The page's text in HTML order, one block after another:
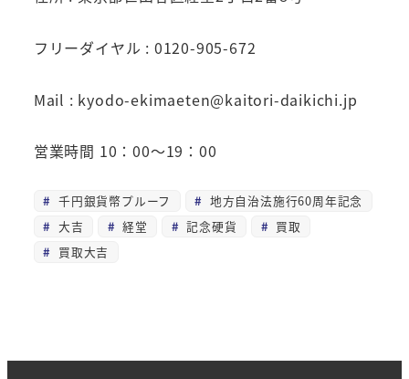
フリーダイヤル : 0120-905-672
Mail : kyodo-ekimaeten@kaitori-daikichi.jp
営業時間 10：00～19：00
千円銀貨幣プルーフ
地方自治法施行60周年記念
大吉
経堂 記念硬貨
買取
買取大吉